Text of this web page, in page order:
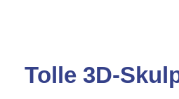
Tolle 3D-